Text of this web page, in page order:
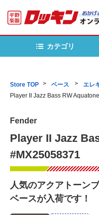
カテゴリ
Store TOP ベース エレ
Player II Jazz Bass RW
Fender
Player II Jazz
#MX25058371
人気のアクアトーン
ベースが入荷です！